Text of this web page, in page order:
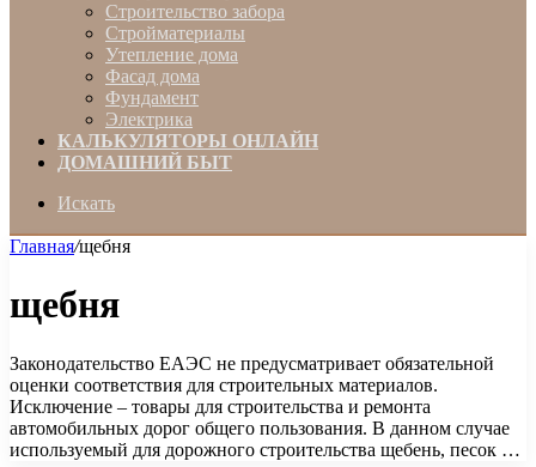
Строительство забора
Стройматериалы
Утепление дома
Фасад дома
Фундамент
Электрика
КАЛЬКУЛЯТОРЫ ОНЛАЙН
ДОМАШНИЙ БЫТ
Искать
Главная/щебня
щебня
Законодательство ЕАЭС не предусматривает обязательной
оценки соответствия для строительных материалов.
Исключение – товары для строительства и ремонта
автомобильных дорог общего пользования. В данном случае
используемый для дорожного строительства щебень, песок …